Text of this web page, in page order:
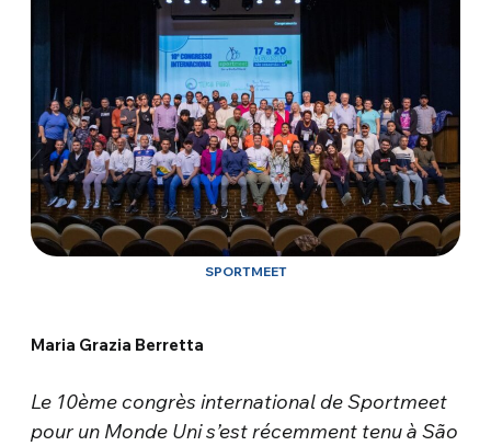
SPORTMEET
Maria Grazia Berretta
Le 10ème congrès international de Sportmeet
pour un Monde Uni s’est récemment tenu à São